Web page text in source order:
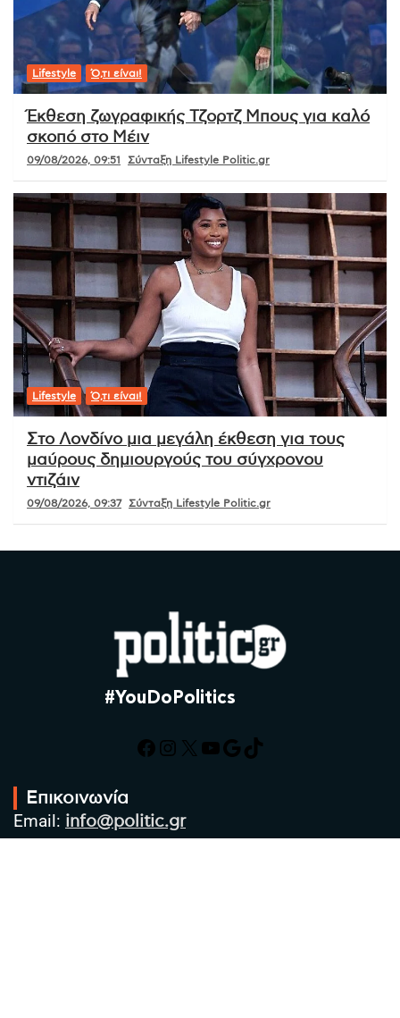
Lifestyle Ό,τι είναι!
Έκθεση ζωγραφικής Τζορτζ Μπους για καλό
σκοπό στο Μέιν
09/08/2026, 09:51 Σύνταξη Lifestyle Politic.gr
Lifestyle Ό,τι είναι!
Στο Λονδίνο μια μεγάλη έκθεση για τους
μαύρους δημιουργούς του σύγχρονου
ντιζάιν
09/08/2026, 09:37 Σύνταξη Lifestyle Politic.gr
#YouDoPolitics
Facebook
Instagram
X YouTube
Google
TikTok
Επικοινωνία
Email: info@politic.gr
Τηλ: